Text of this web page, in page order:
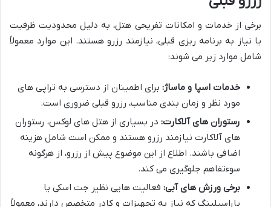
برخی از خدمات و امکانات تفریحی هتل، به دلیل محدودیت ظرفیت
یا نیاز به برنامه ریزی قبلی، نیازمند رزرو هستند. این موارد معمولاً
شامل موارد زیر می شوند:
خدمات اسپا و ماساژ: برای اطمینان از دسترسی به تراپی های
مورد نظر و زمان بندی مناسب، رزرو قبلی ضروری است.
رستوران های آلاکارت: در بسیاری از هتل های لوکس، رستوران
های آلاکارت نیازمند رزرو هستند و ممکن است شامل هزینه
اضافی باشند. اطلاع از این موضوع پیش از رزرو، از هرگونه
سوءتفاهم جلوگیری می کند.
برخی ورزش های آبی: فعالیت هایی نظیر جت اسکی یا
پاراسیلینگ که نیاز به تجهیزات و کادر متخصص دارند، معمولاً